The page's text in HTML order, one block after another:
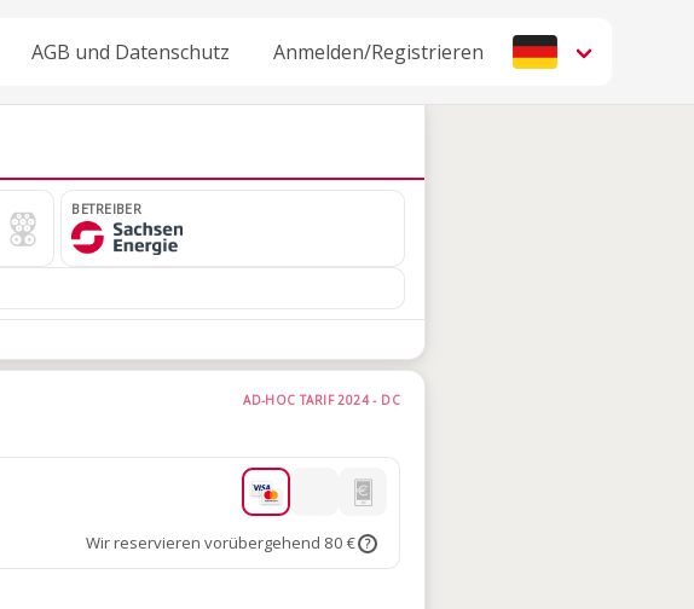
AGB und Datenschutz Anmelden/Registrieren
BETREIBER
AD-HOC TARIF 2024 - DC
Wir reservieren vorübergehend 80 € ?